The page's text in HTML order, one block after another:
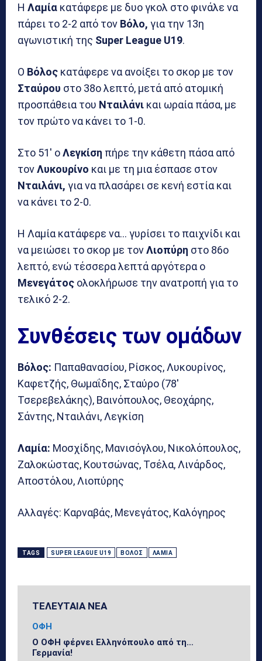
Η Λαμία κατάφερε με δυο γκολ στο φινάλε να
πάρει το 2-2 από τον Βόλο, για την 13η
αγωνιστική της Super League U19.
Ο Βόλος κατάφερε να ανοίξει το σκορ με τον
Σταύρου στο 38ο λεπτό, μετά από ατομική
προσπάθεια του Νταιλάνι και ωραία πάσα, με
τον πρώτο να κάνει το 1-0.
Στο 51′ οΛεγκίση πήρε την κάθετη πάσα από
τονΛυκουρίνο και με τη μια έσπασε στον
Νταιλάνι, για να πλασάρει σε κενή εστία και
να κάνει το 2-0.
Η Λαμία κατάφερε να… γυρίσει το παιχνίδι και
να μειώσει το σκορ με τονΛιοπύρη στο 86ο
λεπτό, ενώ τέσσερα λεπτά αργότερα ο
Μενεγάτος ολοκλήρωσε την ανατροπή για το
τελικό 2-2.
Συνθέσεις των ομάδων
Βόλος: Παπαθανασίου, Ρίσκος, Λυκουρίνος,
Καφετζής, Θωμαΐδης, Σταύρο (78′
Τσερεβελάκης), Βαινόπουλος, Θεοχάρης,
Σάντης, Νταιλάνι, Λεγκίση
Λαμία: Μοσχίδης, Μανισόγλου, Νικολόπουλος,
Ζαλοκώστας, Κουτσώνας, Τσέλα, Λινάρδος,
Αποστόλου, Λιοπύρης
Αλλαγές: Καρναβάς, Μενεγάτος, Καλόγηρος
TAGS SUPER LEAGUE U19 ΒΌΛΟΣ ΛΑΜΊΑ
ΤΕΛΕΥΤΑΙΑ ΝΕΑ
ΟΦΗ
Ο ΟΦΗ φέρνει Ελληνόπουλο από τη…
Γερμανία!